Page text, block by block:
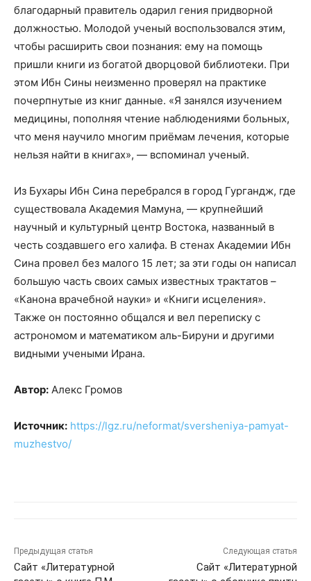
благодарный правитель одарил гения придворной
должностью. Молодой ученый воспользовался этим,
чтобы расширить свои познания: ему на помощь
пришли книги из богатой дворцовой библиотеки. При
этом Ибн Сины неизменно проверял на практике
почерпнутые из книг данные. «Я занялся изучением
медицины, пополняя чтение наблюдениями больных,
что меня научило многим приёмам лечения, которые
нельзя найти в книгах», — вспоминал ученый.
Из Бухары Ибн Сина перебрался в город Гургандж, где
существовала Академия Мамуна, — крупнейший
научный и культурный центр Востока, названный в
честь создавшего его халифа. В стенах Академии Ибн
Сина провел без малого 15 лет; за эти годы он написал
большую часть своих самых известных трактатов –
«Канона врачебной науки» и «Книги исцеления».
Также он постоянно общался и вел переписку с
астрономом и математиком аль-Бируни и другими
видными учеными Ирана.
Автор: Алекс Громов
Источник: https://lgz.ru/neformat/sversheniya-pamyat-
muzhestvo/
Предыдущая статья
Сайт «Литературной
Следующая статья
Сайт «Литературной